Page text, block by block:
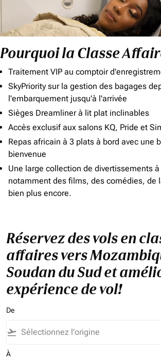
Pourquoi la Classe
Traitement VIP au comptoir
SkyPriority sur la gestion des bagages
l'embarquement jusqu'à l'arrivée
Sièges Dreamliner à lit plat inclinables
Accès exclusif aux salons KQ, Pride et
Repas africain à 3 plats à bord avec une
bienvenue
Une large collection de divertissements à
notamment des films, des comédies, de
bien plus encore.
Réservez des vols en
affaires vers
Soudan du Sud et
expérience de vol!
De
flight_takeoff
À